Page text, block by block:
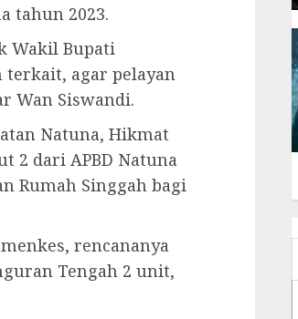
tahun 2023.
Wakil Bupati
terkait, agar pelayan
Wan Siswandi.
Natuna, Hikmat
2 dari APBD Natuna
Rumah Singgah bagi
rencananya
Tengah 2 unit,